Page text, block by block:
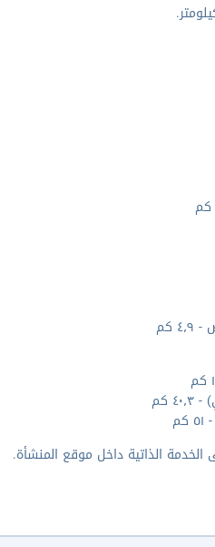
كم
الذاتية داخل موقع المنشأة.